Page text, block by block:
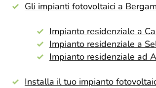
Gli impianti fotovoltaici a
Impianto residenziale a
Impianto residenziale a
Impianto residenziale ad
Installa il tuo impianto